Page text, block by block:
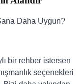
Daha Uygun?
bir rehber istersen
seçenekleri